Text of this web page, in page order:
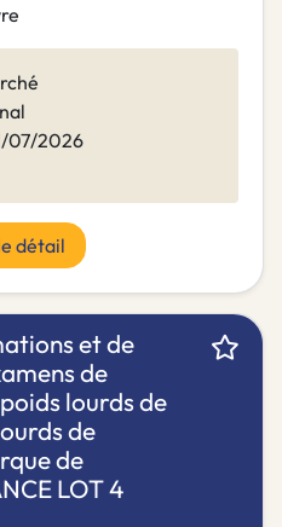
07/2026
détail
et de
de
lourds de
de
de
LOT 4